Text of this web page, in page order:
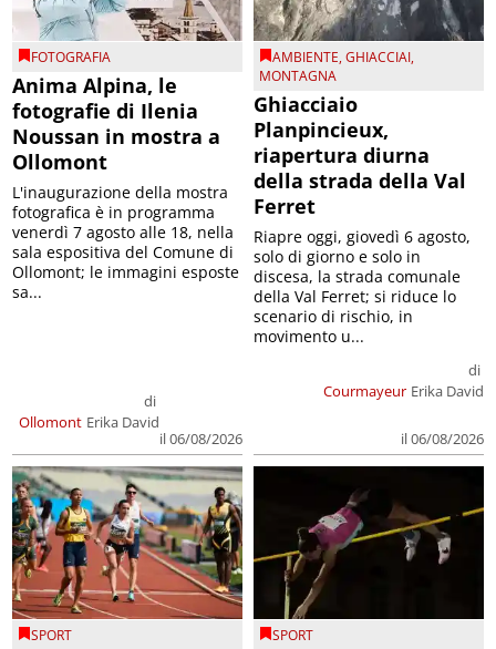
FOTOGRAFIA
Anima Alpina, le
fotografie di Ilenia
Noussan in mostra a
Ollomont
Ollomont
di
Erika David
il 06/08/2026
L'inaugurazione della mostra
fotografica è in programma
venerdì 7 agosto alle 18, nella
sala espositiva del Comune di
Ollomont; le immagini esposte
sa...
AMBIENTE,GHIACCIAI,
MONTAGNA
Ghiacciaio
Planpincieux,
riapertura diurna
della strada della Val
Ferret
Courmayeur
di
Erika David
il 06/08/2026
Riapre oggi, giovedì 6 agosto,
solo di giorno e solo in
discesa, la strada comunale
della Val Ferret; si riduce lo
scenario di rischio, in
movimento u...
SPORT SPORT